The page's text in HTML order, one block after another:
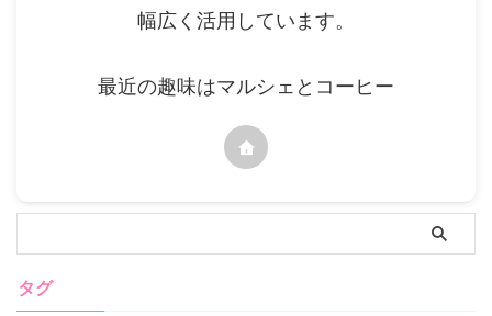
幅広く活用しています。
最近の趣味はマルシェとコーヒー
タグ